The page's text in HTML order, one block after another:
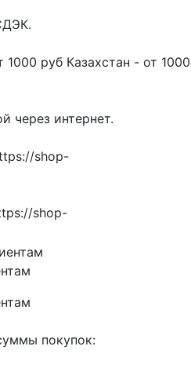
руб Казахстан - от 1000
через интернет.
shop-
shop-
покупок: